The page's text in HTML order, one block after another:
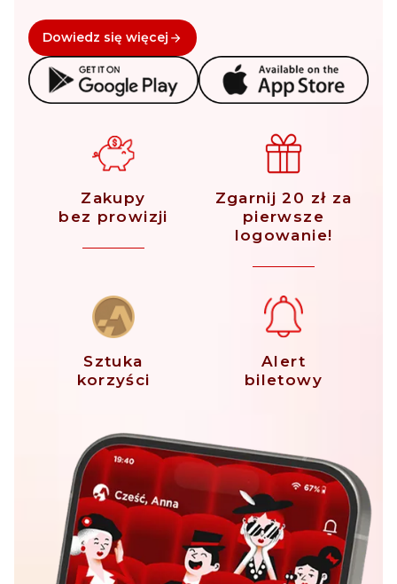
Dowiedz się więcej
Zakupy
bez prowizji
Zgarnij 20 zł za
pierwsze
logowanie!
Sztuka
korzyści
Alert
biletowy